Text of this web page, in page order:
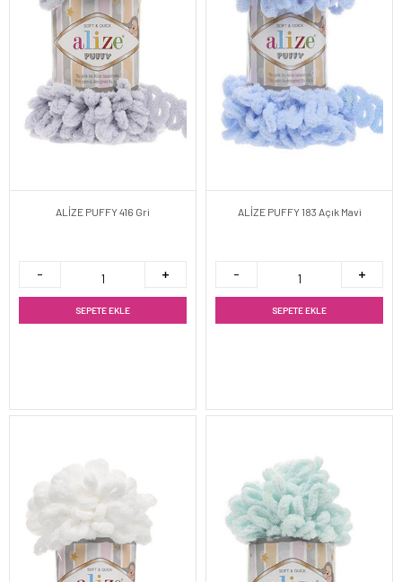
ALİZE PUFFY 416 Gri
SEPETE EKLE
ALİZE PUFFY 183 Açık Mavi
SEPETE EKLE